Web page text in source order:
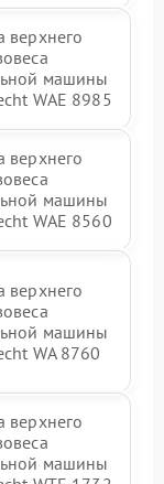
верхнего
машины
WAE 8985
верхнего
машины
WAE 8560
верхнего
машины
WA 8760
верхнего
машины